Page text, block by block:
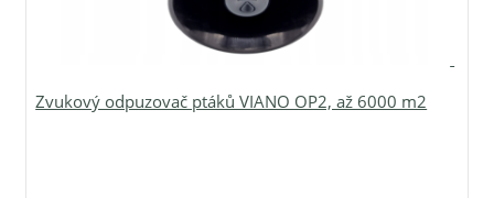
Zvukový odpuzovač ptáků VIANO OP2, až 6000 m2